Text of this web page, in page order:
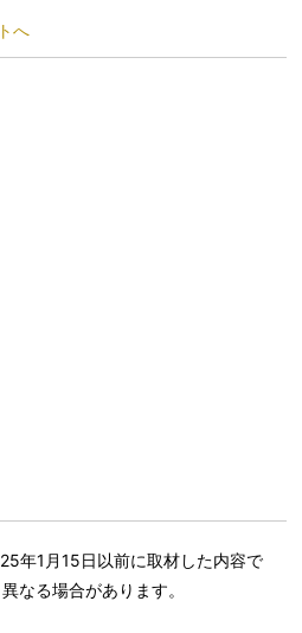
へ
年1月15日以前に取材した内容で
なる場合があります。